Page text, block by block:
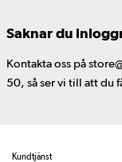
Saknar du
Kontakta oss på
50, så ser vi till att du
Kundtjänst